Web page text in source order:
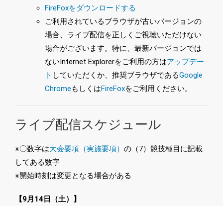
FireFoxをダウンロードする
ご利用されているブラウザが古いバージョンの
場合、ライブ配信を正しくご視聴いただけない
場合がございます。特に、最新バージョンでは
ないInternet Explorerをご利用の方はアップデー
ト していただくか、推奨ブラウザであるGoogle
ChromeもしくはFireFoxをご利用ください。
ライブ配信スケジュール
※〇数字は大会要項（実施要項） の（7）競技種目に記載
してある数字
※開始時刻は変更となる場合がある
【9月14日（土）】